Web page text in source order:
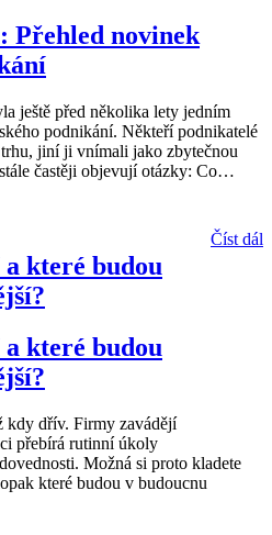
Přehled novinek
ještě před několika lety jedním
podnikání. Někteří podnikatelé
jiní ji vnímali jako zbytečnou
častěji objevují otázky: Co…
Číst dál
které budou
které budou
kdy dřív. Firmy zavádějí
přebírá rutinní úkoly
Možná si proto kladete
které budou v budoucnu